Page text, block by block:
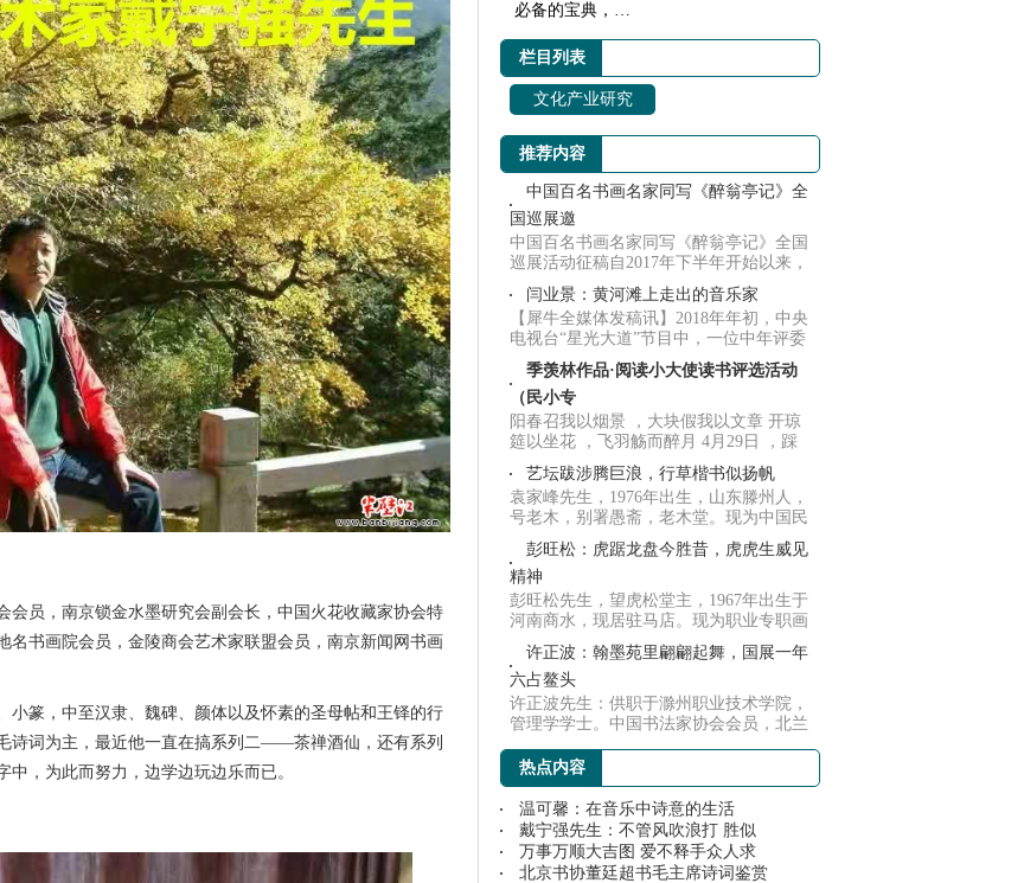
会员，南京锁金水墨研究会副会长，中国火花收藏家协会特
名书画院会员，金陵商会艺术家联盟会员，南京新闻网书画
小篆，中至汉隶、魏碑、颜体以及怀素的圣母帖和王铎的行
诗词为主，最近他一直在搞系列二——茶禅酒仙，还有系列
，为此而努力，边学边玩边乐而已。
必备的宝典，…
栏目列表
文化产业研究
推荐内容
中国百名书画名家同写《醉翁亭记》全
国巡展邀
中国百名书画名家同写《醉翁亭记》全国
巡展活动征稿自2017年下半年开始以来，
得到社会...
闫业景：黄河滩上走出的音乐家
【犀牛全媒体发稿讯】2018年年初，中央
电视台“星光大道”节目中，一位中年评委
以其睿...
季羡林作品·阅读小大使读书评选活动
（民小专
阳春召我以烟景 ，大块假我以文章 开琼
筵以坐花 ，飞羽觞而醉月 4月29日 ，踩
着正见阳...
艺坛跋涉腾巨浪，行草楷书似扬帆
袁家峰先生，1976年出生，山东滕州人，
号老木，别署愚斋，老木堂。现为中国民
主同盟盟...
彭旺松：虎踞龙盘今胜昔，虎虎生威见
精神
彭旺松先生，望虎松堂主，1967年出生于
河南商水，现居驻马店。现为职业专职画
家，中国...
许正波：翰墨苑里翩翩起舞，国展一年
六占鳌头
许正波先生：供职于滁州职业技术学院，
管理学学士。中国书法家协会会员，北兰
热点内容
温可馨：在音乐中诗意的生活
戴宁强先生：不管风吹浪打 胜似
万事万顺大吉图 爱不释手众人求
北京书协董廷超书毛主席诗词鉴赏